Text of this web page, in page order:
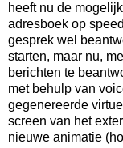
heeft nu de
adresboek op
gesprek wel
starten, maar nu,
berichten te
met behulp van
gegenereerde
screen van het
nieuwe animatie